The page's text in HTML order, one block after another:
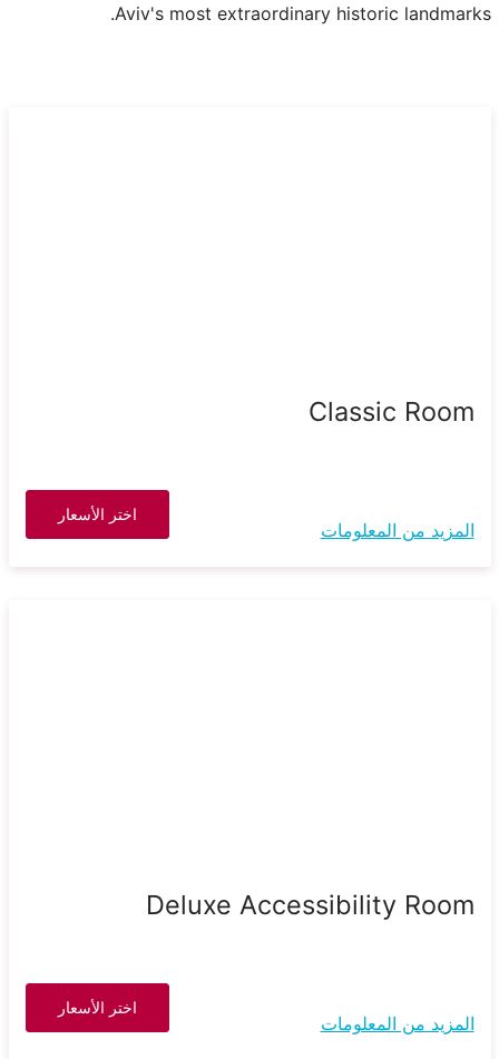
Aviv's most extraordinary historic landmarks.
Classic Room
المزيد من المعلومات
اختر الأسعار
Deluxe Accessibility Room
المزيد من المعلومات
اختر الأسعار